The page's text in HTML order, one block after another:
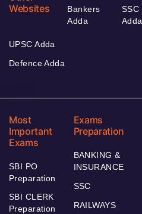
Websites
Bankers
Adda
SSC
Adda
UPSC Adda
Defence Adda
Most
Important
Exams
SBI PO
Preparation
SBI CLERK
Preparation
Exams
Preparation
BANKING &
INSURANCE
SSC
RAILWAYS